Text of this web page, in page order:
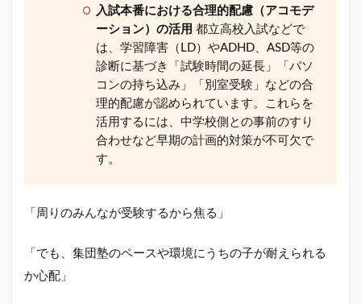
入試本番における合理的配慮（アコモデ
ーション）の活用 都立高校入試などで
は、学習障害（LD）やADHD、ASD等の
診断に基づき「試験時間の延長」「パソ
コンの持ち込み」「別室受験」などの合
理的配慮が認められています。これらを
活用するには、中学校側との事前のすり
合わせなど早期の計画的対策が不可欠で
す。
「周りのみんなが受験するから焦る」
「でも、集団塾のペースや環境にうちの子が耐えられる
か心配」